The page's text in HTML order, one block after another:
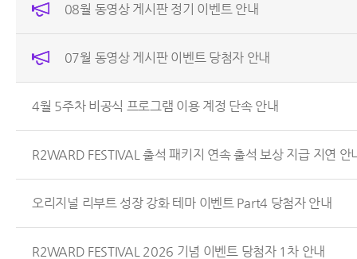
08월 동영상 게시판 정기 이벤트 안내
07월 동영상 게시판 이벤트 당첨자 안내
4월 5주차 비공식 프로그램 이용 계정 단속 안내
R2WARD FESTIVAL 출석 패키지 연속 출석 보상 지급 지연 안
오리지널 리부트 성장 강화 테마 이벤트 Part4 당첨자 안내
R2WARD FESTIVAL 2026 기념 이벤트 당첨자 1차 안내